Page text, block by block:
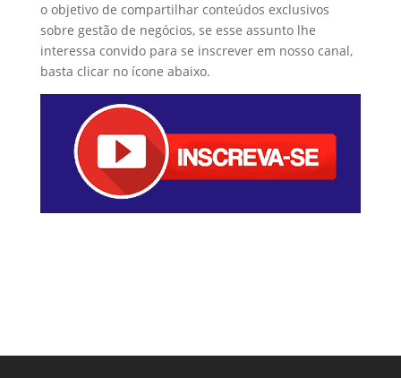
o objetivo de compartilhar conteúdos exclusivos
sobre gestão de negócios, se esse assunto lhe
interessa convido para se inscrever em nosso canal,
basta clicar no ícone abaixo.